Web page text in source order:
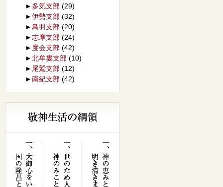
► 多気支部 (29)
►伊勢支部 (32)
► 鳥羽支部 (20)
►志摩支部 (24)
► 度会支部 (42)
►北牟婁支部 (10)
► 尾鷲支部 (12)
►南紀支部 (42)